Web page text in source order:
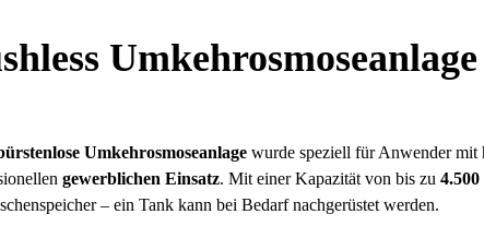
Umkehrosmoseanlage wurde speziell für Anwender mit
gewerblichen Einsatz. Mit einer Kapazität von bis zu
– ein Tank kann bei Bedarf nachgerüstet werden.